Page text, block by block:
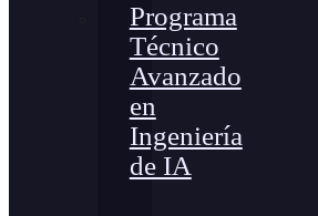
Programa
Técnico
Avanzado
en
Ingeniería
de IA